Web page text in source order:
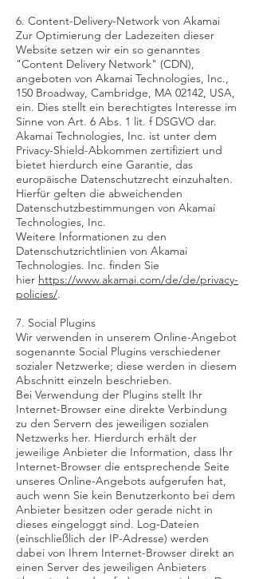
6. Content-Delivery-Network von Akamai
Zur Optimierung der Ladezeiten dieser
Website setzen wir ein so genanntes
"Content Delivery Network" (CDN),
angeboten von Akamai Technologies, Inc.,
150 Broadway, Cambridge, MA 02142, USA,
ein. Dies stellt ein berechtigtes Interesse im
Sinne von Art. 6 Abs. 1 lit. f DSGVO dar.
Akamai Technologies, Inc. ist unter dem
Privacy-Shield-Abkommen zertifiziert und
bietet hierdurch eine Garantie, das
europäische Datenschutzrecht einzuhalten.
Hierfür gelten die abweichenden
Datenschutzbestimmungen von Akamai
Technologies, Inc.
Weitere Informationen zu den
Datenschutzrichtlinien von Akamai
Technologies. Inc. finden Sie
hier https://www.akamai.com/de/de/privacy-
policies/.
7. Social Plugins
Wir verwenden in unserem Online-Angebot
sogenannte Social Plugins verschiedener
sozialer Netzwerke; diese werden in diesem
Abschnitt einzeln beschrieben.
Bei Verwendung der Plugins stellt Ihr
Internet-Browser eine direkte Verbindung
zu den Servern des jeweiligen sozialen
Netzwerks her. Hierdurch erhält der
jeweilige Anbieter die Information, dass Ihr
Internet-Browser die entsprechende Seite
unseres Online-Angebots aufgerufen hat,
auch wenn Sie kein Benutzerkonto bei dem
Anbieter besitzen oder gerade nicht in
dieses eingeloggt sind. Log-Dateien
(einschließlich der IP-Adresse) werden
dabei von Ihrem Internet-Browser direkt an
einen Server des jeweiligen Anbieters